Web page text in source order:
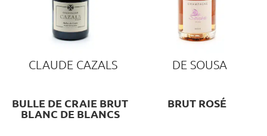
CLAUDE CAZALS
BULLE DE CRAIE BRUT
BLANC DE BLANCS
DE SOUSA
BRUT ROSÉ